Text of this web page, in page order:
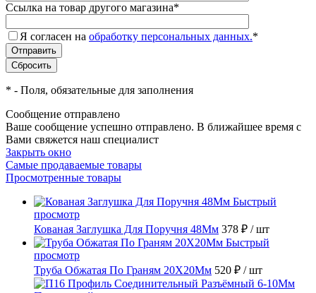
Ссылка на товар другого магазина*
Я согласен на обработку персональных данных.*
* - Поля, обязательные для заполнения
Сообщение отправлено
Ваше сообщение успешно отправлено. В ближайшее время с
Вами свяжется наш специалист
Закрыть окно
Самые продаваемые товары
Просмотренные товары
Быстрый
просмотр
Кованая Заглушка Для Поручня 48Мм 378 ₽ / шт
Быстрый
просмотр
Труба Обжатая По Граням 20X20Мм 520 ₽ / шт